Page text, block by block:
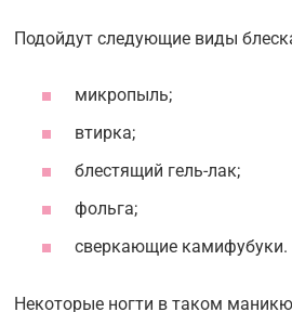
Подойдут следующие виды
микропыль;
втирка;
блестящий гель-лак;
фольга;
сверкающие камифубуки.
Некоторые ногти в таком